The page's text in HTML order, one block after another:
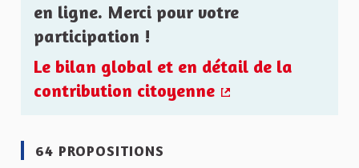
en ligne. Merci pour votre
participation !
Le bilan global et en détail de la
contribution citoyenne
64 PROPOSITIONS